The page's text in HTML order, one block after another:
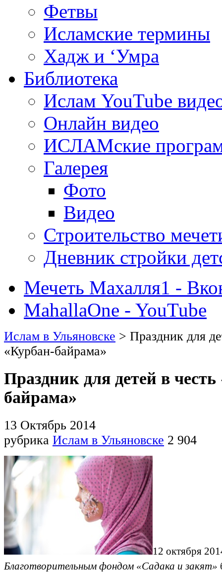
Фетвы
Исламские термины
Хадж и ‘Умра
Библиотека
Ислам YouTube
Онлайн видео
ИСЛАМские
Галерея
Фото
Видео
Строительство
Дневник стройки
Мечеть Махалля1 -
MahallaOne - YouTube
Ислам в Ульяновске > Праздник для
«Курбан-байрама»
Праздник для детей в
байрама»
13 Октябрь 2014
рубрика Ислам в Ульяновске 2 904
12 октября
Благотворительным фондом «Садака и закят»